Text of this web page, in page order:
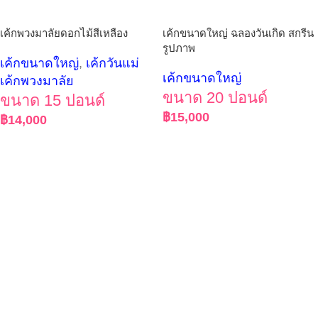
เค้กพวงมาลัยดอกไม้สีเหลือง
เค้กขนาดใหญ่, เค้กวันแม่
เค้กพวงมาลัย
ขนาด 15 ปอนด์
฿14,000
เค้กขนาดใหญ่ ฉลองวันเกิด สกรีน
รูปภาพ
เค้กขนาดใหญ่
ขนาด 20 ปอนด์
฿15,000